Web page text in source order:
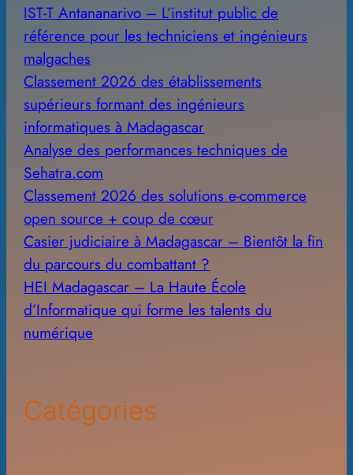
IST-T Antananarivo – L’institut public de
référence pour les techniciens et ingénieurs
malgaches
Classement 2026 des établissements
supérieurs formant des ingénieurs
informatiques à Madagascar
Analyse des performances techniques de
Sehatra.com
Classement 2026 des solutions e-commerce
open source + coup de cœur
Casier judiciaire à Madagascar – Bientôt la fin
du parcours du combattant ?
HEI Madagascar – La Haute École
d’Informatique qui forme les talents du
numérique
Catégories